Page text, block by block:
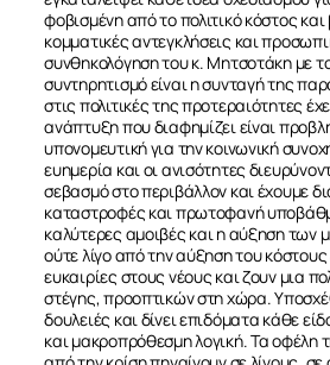
φοβισμένη από το πολιτικό κόστος
κομματικές αντεγκλήσεις και
συνθηκολόγηση του κ. Μητσοτάκη με
συντηρητισμό είναι η συνταγή της
στις πολιτικές της προτεραιότητες
ανάπτυξη που διαφημίζει είναι
υπονομευτική για την κοινωνική
ευημερία και οι ανισότητες
σεβασμό στο περιβάλλον και έχουμε
καταστροφές και πρωτοφανή
καλύτερες αμοιβές και η αύξηση των
ούτε λίγο από την αύξηση του
ευκαιρίες στους νέους και ζουν μια
στέγης, προοπτικών στη χώρα.
δουλειές και δίνει επιδόματα κάθε
και μακροπρόθεσμη λογική. Τα οφέλη